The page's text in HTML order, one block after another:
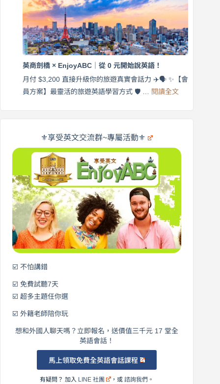
｜
月
$3,200，
出
國
在
英
｜
英
商
×
受
說
英商劍橋 × EnjoyABC｜從 0 元開始說英語！
月付 $3,200 直接升級你的旅遊真實會話力 ✈️🗣️ ✨【會
員方案】最靈活的旅遊英語學習方式 🛡️ … 閱讀全文:
商
劍
｜
元
英
語！
⚜️享受英文交流群~專屬活動⚜️
☑️ 不怕講錯
☑️ 免費試聽7天
☑️ 超多主題任你選
☑️ 外籍老師陪你玩
想和外國人聊天嗎？立即報名，送價值三千元 17 堂全
英語會話！
馬上領取免費全英語會話課程
有疑問？ 加入 LINE 社團 ，或諮詢我們 。